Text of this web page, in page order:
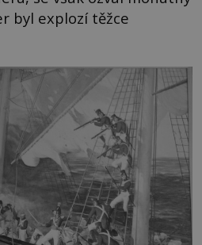
byl explozí těžce